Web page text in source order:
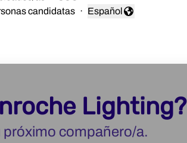
candidatas ·
Cambiar idioma
Español
Lighting?
compañero/a.